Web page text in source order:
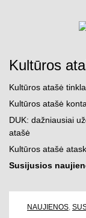
Kultūros
Kultūros atašė
Kultūros atašė
DUK: dažniausiai
atašė
Kultūros atašė
Susijusios
NAUJIENOS,